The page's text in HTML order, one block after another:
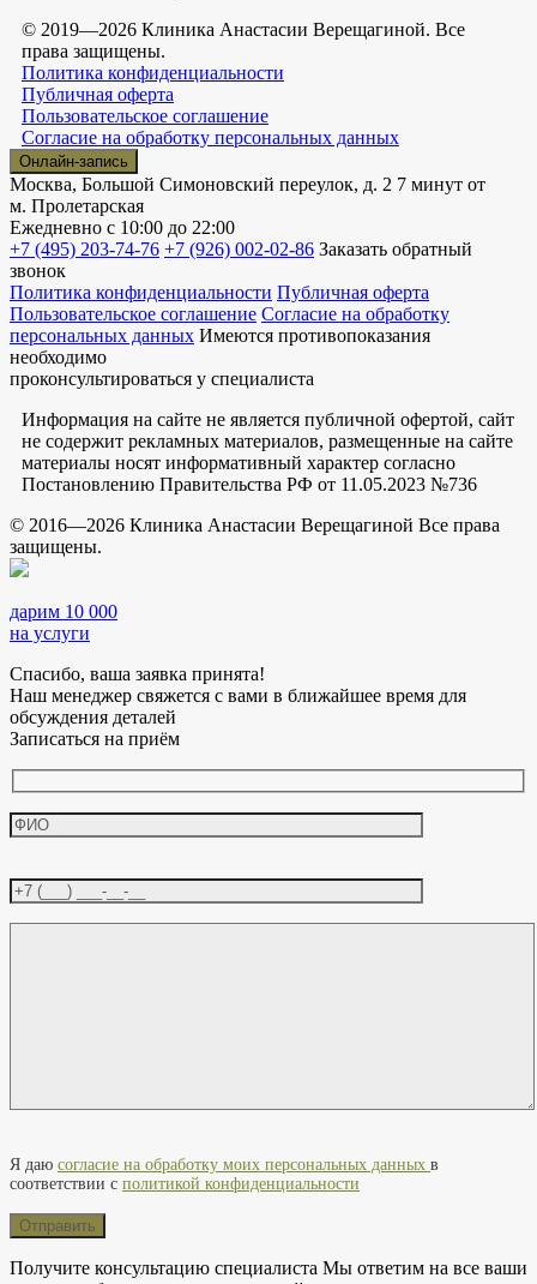
© 2019—2026 Клиника Анастасии Верещагиной. Все
права защищены.
Политика конфиденциальности
Публичная оферта
Пользовательское соглашение
Согласие на обработку персональных данных
Онлайн-запись
Москва, Большой Симоновский переулок, д. 2 7 минут от
м. Пролетарская
Ежедневно с 10:00 до 22:00
+7 (495) 203-74-76 +7 (926) 002-02-86 Заказать обратный
звонок
Политика конфиденциальности Публичная оферта
Пользовательское соглашение Согласие на обработку
персональных данных Имеются противопоказания
необходимо
проконсультироваться у специалиста
Информация на сайте не является публичной офертой, сайт
не содержит рекламных материалов, размещенные на сайте
материалы носят информативный характер согласно
Постановлению Правительства РФ от 11.05.2023 №736
© 2016—2026 Клиника Анастасии Верещагиной Все права
защищены.
дарим 10 000
на услуги
Спасибо, ваша заявка принята!
Наш менеджер свяжется с вами в ближайшее время для
обсуждения деталей
Записаться на приём
Я даю согласие на обработку моих персональных данных в
соответствии с политикой конфиденциальности
Получите консультацию специалиста Мы ответим на все ваши